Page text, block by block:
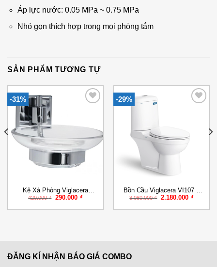
Áp lực nước: 0.05 MPa ~ 0.75 MPa
Nhỏ gọn thích hợp trong mọi phòng tắm
SẢN PHẨM TƯƠNG TỰ
-31%
Add to
Kệ Xà Phòng Viglacera
VG954
420.000₫
Giá
là:
290.000 ₫Giá
tại
-29%
Bồn Cầu Viglacera VI107 2
Khối Nắp êm
3.080.000₫
Giá
là:
2.180.000 ₫Giá
tại
ĐĂNG KÍ NHẬN BÁO GIÁ COMBO